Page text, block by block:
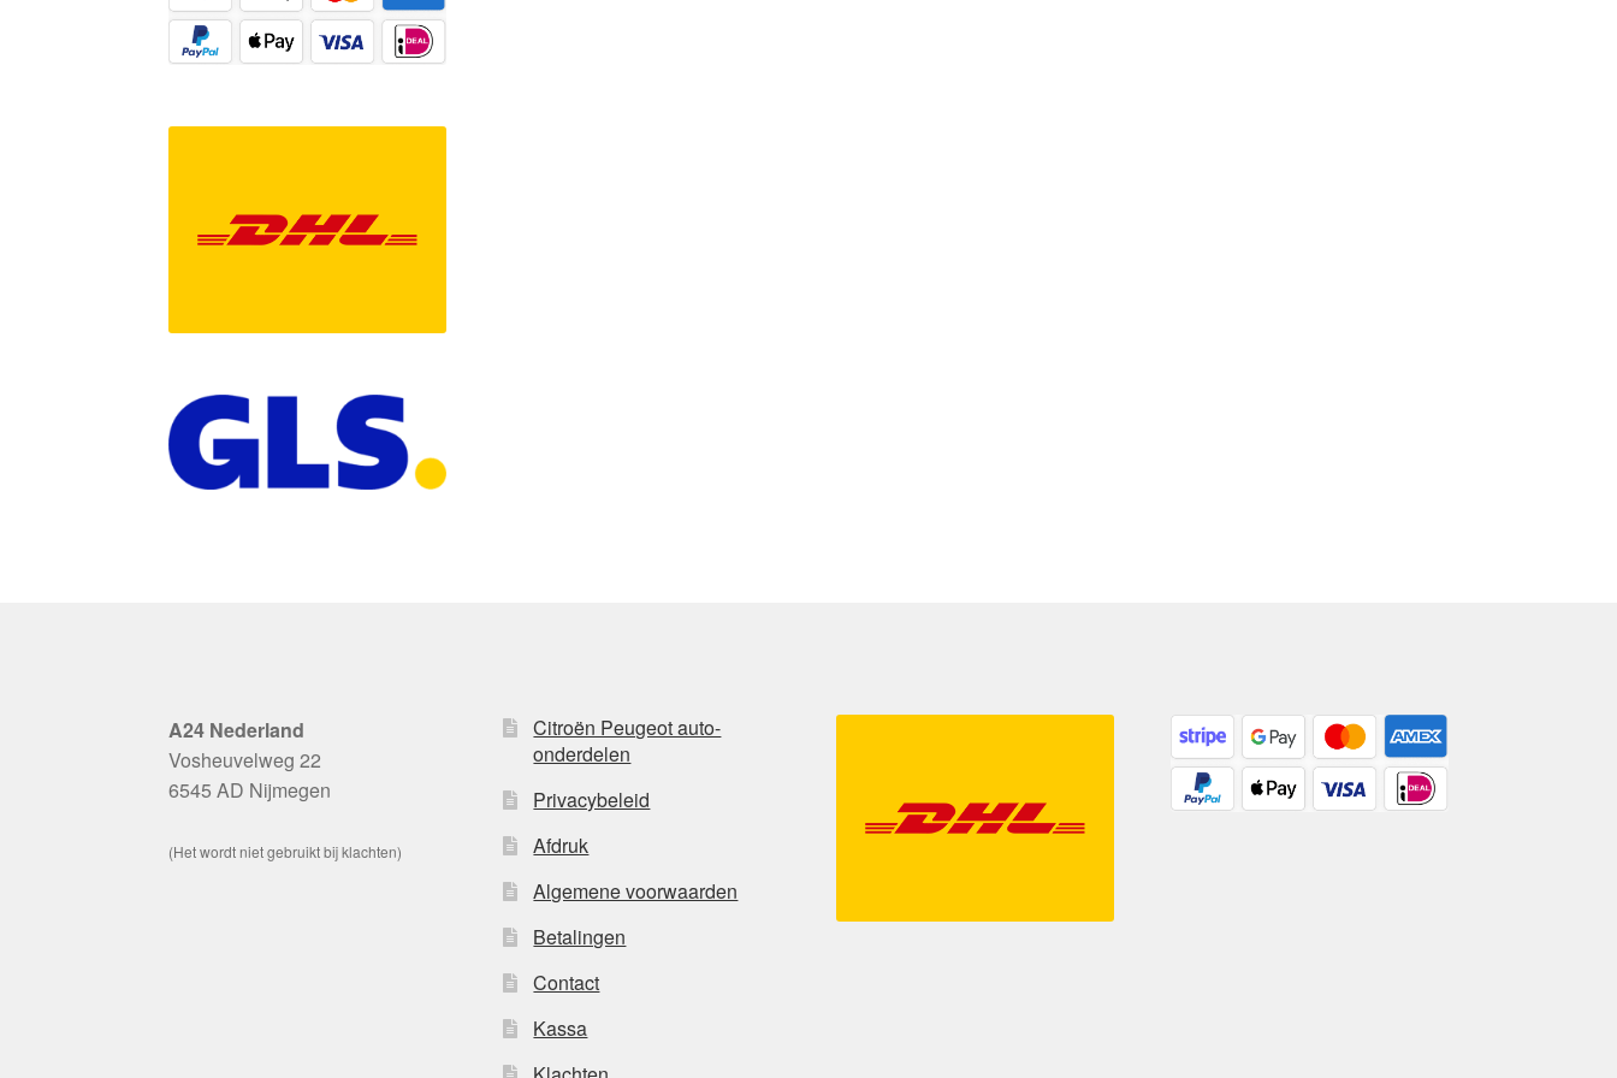
A24 Nederland
Vosheuvelweg 22
6545 AD Nijmegen
(Het wordt niet gebruikt bij klachten)
Citroën Peugeot auto-
onderdelen
Privacybeleid
Afdruk
Algemene voorwaarden
Betalingen
Contact
Kassa